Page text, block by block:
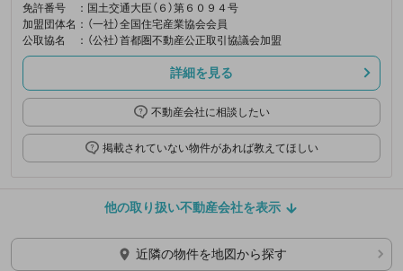
免許番号
：国土交通大臣（６）第６０９４号
加盟団体名 ：（一社）全国住宅産業協会会員
公取協名
：（公社）首都圏不動産公正取引協議会加盟
詳細を見る
不動産会社に相談したい
掲載されていない物件があれば教えてほしい
他の取り扱い不動産会社を表示
近隣の物件を地図から探す